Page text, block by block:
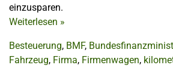
einzusparen.
Weiterlesen »
Besteuerung, BMF,
Fahrzeug, Firma, Firmenwagen,